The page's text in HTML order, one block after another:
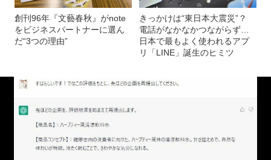
創刊96年『文藝春秋』がnote
をビジネスパートナーに選ん
だ“3つの理由”
きっかけは“東日本大震災”？
電話がなかなかつながらず…
日本で最もよく使われるアプ
リ「LINE」誕生のヒミツ